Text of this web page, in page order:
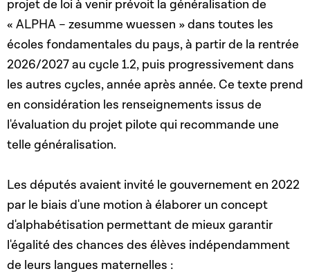
projet de loi à venir prévoit la généralisation de
« ALPHA – zesumme wuessen »dans toutes les
écoles fondamentales du pays, à partir de la rentrée
2026/2027 au cycle 1.2, puis progressivement dans
les autres cycles, année après année. Ce texte prend
en considération les renseignements issus de
l'évaluation du projet pilote qui recommande une
telle généralisation.
Les députés avaient invité le gouvernement en 2022
par le biais d'une motion à élaborer un concept
d'alphabétisation permettant de mieux garantir
l'égalité des chances des élèves indépendamment
de leurs langues maternelles :